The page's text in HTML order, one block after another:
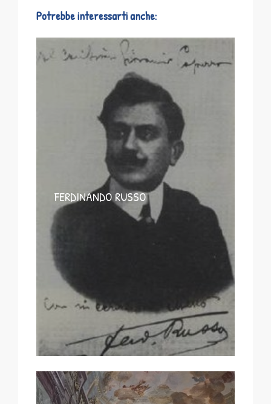
Potrebbe interessarti anche:
FERDINANDO RUSSO